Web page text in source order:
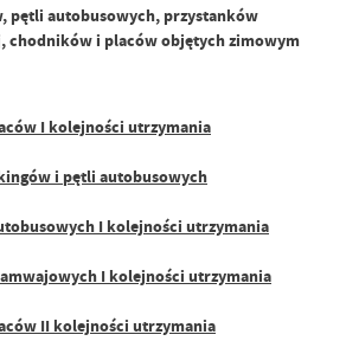
pętli autobusowych, przystanków
chodników i placów objętych zimowym
I kolejności utrzymania
i pętli autobusowych
I kolejności utrzymania
I kolejności utrzymania
II kolejności utrzymania